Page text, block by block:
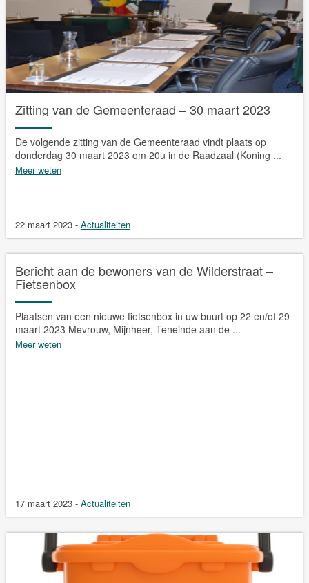
Zitting van de Gemeenteraad – 30 maart 2023
De volgende zitting van de Gemeenteraad vindt plaats op
donderdag 30 maart 2023 om 20u in de Raadzaal (Koning ...
Meer weten
22 maart 2023 - Actualiteiten
Bericht aan de bewoners van de Wilderstraat –
Fietsenbox
Plaatsen van een nieuwe fietsenbox in uw buurt op 22 en/of 29
maart 2023 Mevrouw, Mijnheer, Teneinde aan de ...
Meer weten
17 maart 2023 - Actualiteiten